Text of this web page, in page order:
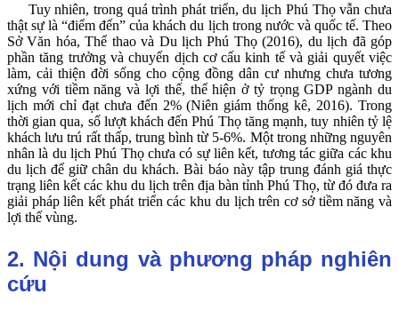
Tuy nhiên, trong quá trình phát triển, du lịch Phú Thọ vẫn chưa
thật sự là “điểm đến” của khách du lịch trong nước và quốc tế. Theo
Sở Văn hóa, Thể thao và Du lịch Phú Thọ (2016), du lịch đã góp
phần tăng trưởng và chuyển dịch cơ cấu kinh tế và giải quyết việc
làm, cải thiện đời sống cho cộng đồng dân cư nhưng chưa tương
xứng với tiềm năng và lợi thế, thể hiện ở tỷ trọng GDP ngành du
lịch mới chỉ đạt chưa đến 2% (Niên giám thống kê, 2016). Trong
thời gian qua, số lượt khách đến Phú Thọ tăng mạnh, tuy nhiên tỷ lệ
khách lưu trú rất thấp, trung bình từ 5-6%. Một trong những nguyên
nhân là du lịch Phú Thọ chưa có sự liên kết, tương tác giữa các khu
du lịch để giữ chân du khách. Bài báo này tập trung đánh giá thực
trạng liên kết các khu du lịch trên địa bàn tỉnh Phú Thọ, từ đó đưa ra
giải pháp liên kết phát triển các khu du lịch trên cơ sở tiềm năng và
lợi thế vùng.
2. Nội dung và phương pháp nghiên
cứu